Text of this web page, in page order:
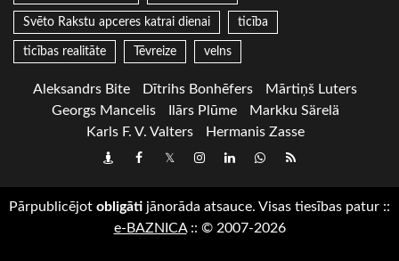
Svēto Rakstu apceres katrai dienai ticība
ticības realitāte Tēvreize velns
Aleksandrs Bite Dītrihs Bonhēfers
Mārtiņš Luters
Georgs Mancelis
Ilārs Plūme
Markku Särelä
Karls F. V. Valters
Hermanis Zasse
DraugiemFacebook
TwitterInstagram
LinkedInwhatsapp
RSS
Pārpublicējot obligāti jānorāda atsauce. Visas tiesības patur ::
e-BAZNICA:: © 2007-2026